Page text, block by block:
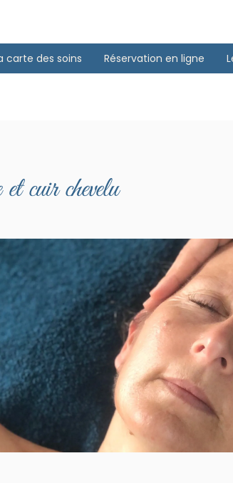
carte des soins Réservation en ligne
cuir chevelu